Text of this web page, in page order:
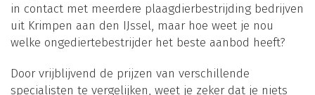
in contact met meerdere plaagdierbestrijding bedrijven
uit Krimpen aan den IJssel, maar hoe weet je nou
welke ongediertebestrijder het beste aanbod heeft?
Door vrijblijvend de prijzen van verschillende
specialisten te vergelijken, weet je zeker dat je niets